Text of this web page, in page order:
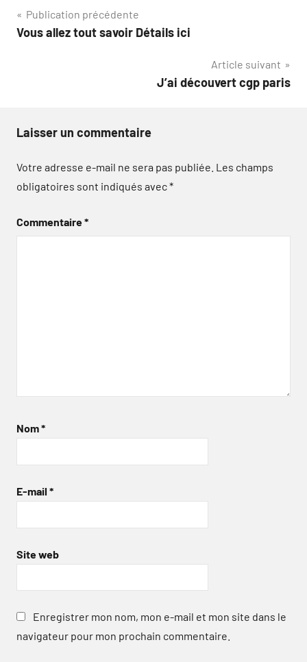
Navigation
de
Publication précédente
Vous allez tout savoir Détails ici
Article suivant
J’ai découvert cgp paris
Laisser un commentaire
Votre adresse e-mail ne sera pas publiée. Les champs
obligatoires sont indiqués avec*
Commentaire*
Nom*
E-mail *
Site web
Enregistrer mon nom, mon e-mail et mon site dans le
navigateur pour mon prochain commentaire.